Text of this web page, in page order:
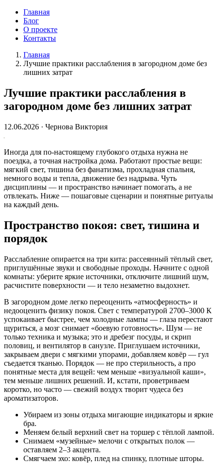
Главная
Блог
О проекте
Контакты
Главная
Лучшие практики расслабления в загородном доме без
лишних затрат
Лучшие практики расслабления в
загородном доме без лишних затрат
12.06.2026 · Чернова Виктория
Иногда для по-настоящему глубокого отдыха нужна не
поездка, а точная настройка дома. Работают простые вещи:
мягкий свет, тишина без фанатизма, прохладная спальня,
немного воды и тепла, движение без надрыва. Чуть
дисциплины — и пространство начинает помогать, а не
отвлекать. Ниже — пошаговые сценарии и понятные ритуалы
на каждый день.
Пространство покоя: свет, тишина и
порядок
Расслабление опирается на три кита: рассеянный тёплый свет,
приглушённые звуки и свободные проходы. Начните с одной
комнаты: уберите яркие источники, отключите лишний шум,
расчистите поверхности — и тело незаметно выдохнет.
В загородном доме легко переоценить «атмосферность» и
недооценить физику покоя. Свет с температурой 2700–3000 К
успокаивает быстрее, чем холодные лампы — глаза перестают
щуриться, а мозг снимает «боевую готовность». Шум — не
только техника и музыка; это и дребезг посуды, и скрип
половиц, и вентилятор в санузле. Приглушаем источники,
закрываем двери с мягкими упорами, добавляем ковёр — гул
съедается тканью. Порядок — не про стерильность, а про
понятные места для вещей: чем меньше «визуальной каши»,
тем меньше лишних решений. И, кстати, проветриваем
коротко, но часто — свежий воздух творит чудеса без
ароматизаторов.
Убираем из зоны отдыха мигающие индикаторы и яркие
бра.
Меняем белый верхний свет на торшер с тёплой лампой.
Снимаем «музейные» мелочи с открытых полок —
оставляем 2–3 акцента.
Смягчаем эхо: ковёр, плед на спинку, плотные шторы.